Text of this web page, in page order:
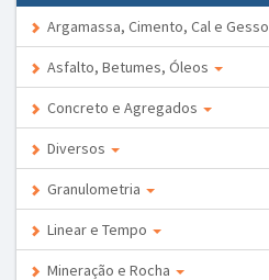
Argamassa, Cimento, Cal e Gesso
Asfalto, Betumes, Óleos
Concreto e Agregados
Diversos
Granulometria
Linear e Tempo
Mineração e Rocha